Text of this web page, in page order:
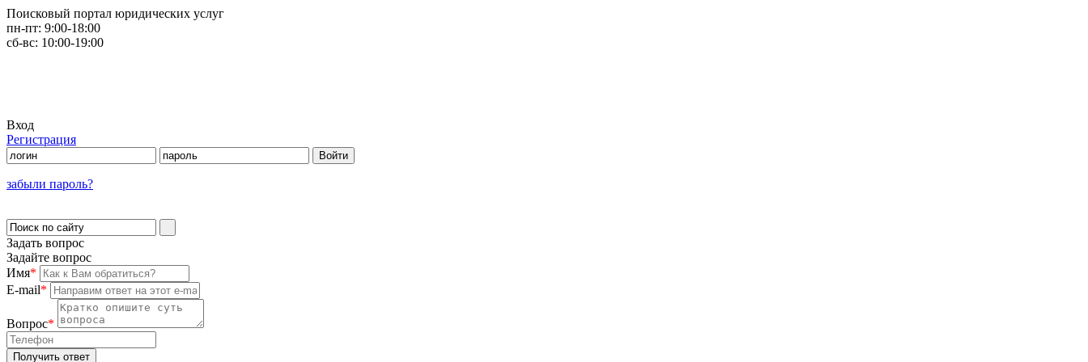
Поисковый портал юридических услуг
пн-пт: 9:00-18:00
сб-вс: 10:00-19:00
Вход
Регистрация
забыли пароль?
Задать вопрос
Задайте вопрос
Имя*
E-mail*
Вопрос*